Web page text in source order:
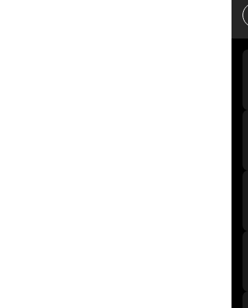
kancelár Oxfordskej
Alastair Campbell a Rory
pomôže vám zorientovať sa v
napísal elegantného a
porozumieť budúcnosti.“ - Julie
varovný signál, ktorého cieľom
mysliteľ, ktorý sa témou umelej
sprievodcu premýšľaním o AI.“